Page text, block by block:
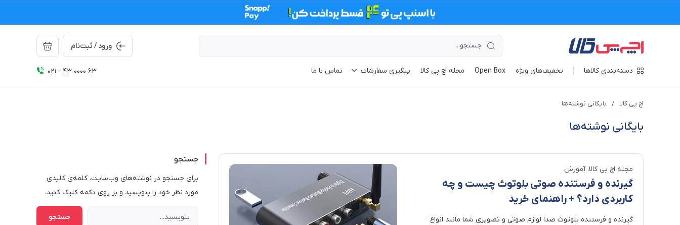
ورود / ثبت‌نام
دسته‌بندی کالاها تخفیف‌های ویژه Open Box مجله اچ پی کالا پیگیری سفارشات تماس با ما 021 - 43 0000 63
اچ پی کالا / بایگانی نوشته‌ها
بایگانی نوشته‌ها
مجله اچ پی کالا آموزش
گیرنده و فرستنده صوتی بلوتوث چیست و چه
کاربردی دارد؟ + راهنمای خرید
​گیرنده و فرستنده بلوتوث صدا لوازم صوتی و تصویری شما مانند انواع
جستجو
برای جستجو در نوشته‌های وب‌سایت، کلمه‌ی کلیدی
مورد نظر خود را بنویسید و بر روی دکمه کلیک کنید.
جستجو